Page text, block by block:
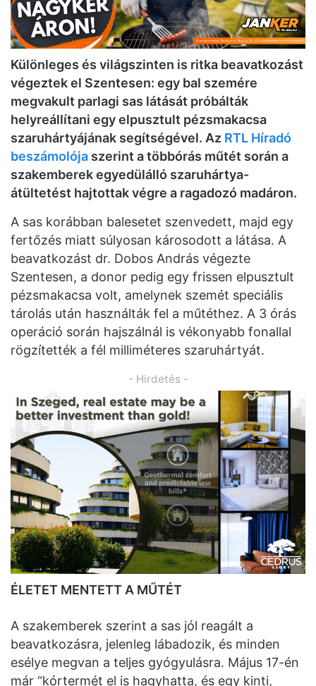
Különleges és világszinten is ritka beavatkozást
végeztek el Szentesen: egy bal szemére
megvakult parlagi sas látását próbálták
helyreállítani egy elpusztult pézsmakacsa
szaruhártyájának segítségével. Az RTL Híradó
beszámolója szerint a többórás műtét során a
szakemberek egyedülálló szaruhártya-
átültetést hajtottak végre a ragadozó madáron.
A sas korábban balesetet szenvedett, majd egy
fertőzés miatt súlyosan károsodott a látása. A
beavatkozást dr. Dobos András végezte
Szentesen, a donor pedig egy frissen elpusztult
pézsmakacsa volt, amelynek szemét speciális
tárolás után használták fel a műtéthez. A 3 órás
operáció során hajszálnál is vékonyabb fonallal
rögzítették a fél milliméteres szaruhártyát.
- Hirdetés -
ÉLETET MENTETT A MŰTÉT
A szakemberek szerint a sas jól reagált a
beavatkozásra, jelenleg lábadozik, és minden
esélye megvan a teljes gyógyulásra. Május 17-én
már “kórtermét el is hagyhatta, és egy kinti,